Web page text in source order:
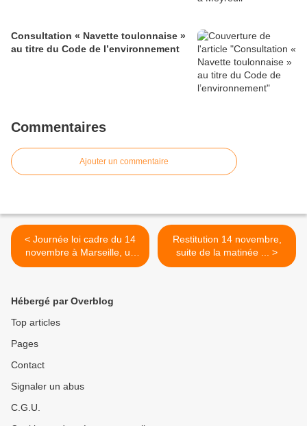
Consultation « Navette toulonnaise »
au titre du Code de l’environnement
Commentaires
Ajouter un commentaire
< Journée loi cadre du 14
novembre à Marseille, un
premier retour
Restitution 14 novembre,
suite de la matinée ... >
Hébergé par Overblog
Top articles
Pages
Contact
Signaler un abus
C.G.U.